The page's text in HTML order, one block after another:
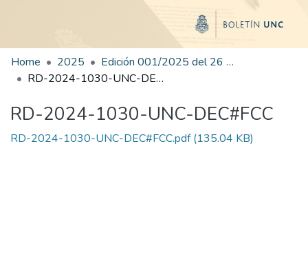
Home 2025
Edición 001/2025 del 26 de mayo de 2025
RD-2024-1030-UNC-DEC#FCC
RD-2024-1030-UNC-DEC#FCC
RD-2024-1030-UNC-DEC#FCC.pdf(135.04 KB)